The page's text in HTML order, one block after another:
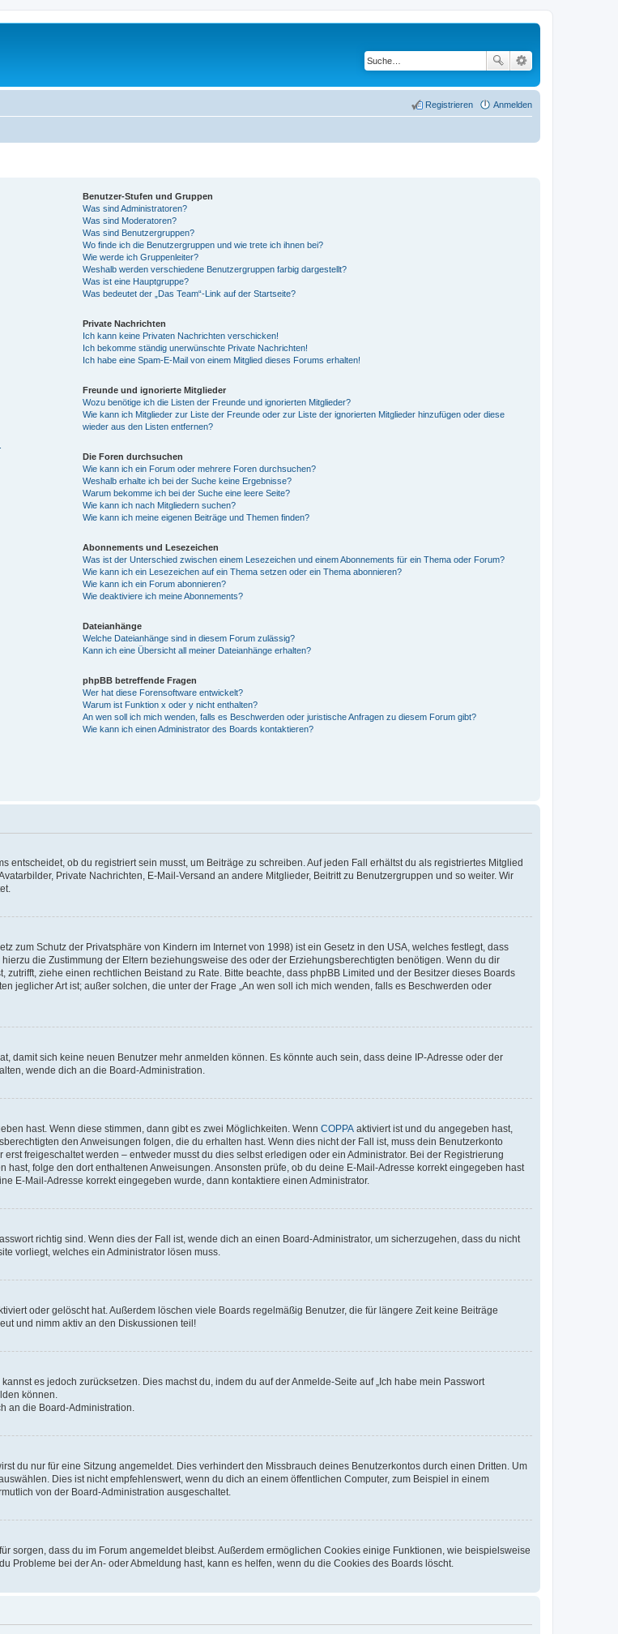
Anmelden
Registrieren
Benutzer-Stufen und Gruppen
Was sind Administratoren?
Was sind Moderatoren?
Was sind Benutzergruppen?
Wo finde ich die Benutzergruppen und wie trete ich ihnen bei?
Wie werde ich Gruppenleiter?
Weshalb werden verschiedene Benutzergruppen farbig dargestellt?
Was ist eine Hauptgruppe?
Was bedeutet der „Das Team“-Link auf der Startseite?
Private Nachrichten
Ich kann keine Privaten Nachrichten verschicken!
Ich bekomme ständig unerwünschte Private Nachrichten!
Ich habe eine Spam-E-Mail von einem Mitglied dieses Forums erhalten!
Freunde und ignorierte Mitglieder
Wozu benötige ich die Listen der Freunde und ignorierten Mitglieder?
Wie kann ich Mitglieder zur Liste der Freunde oder zur Liste der ignorierten Mitglieder hinzufügen oder diese
wieder aus den Listen entfernen?
Die Foren durchsuchen
Wie kann ich ein Forum oder mehrere Foren durchsuchen?
Weshalb erhalte ich bei der Suche keine Ergebnisse?
Warum bekomme ich bei der Suche eine leere Seite?
Wie kann ich nach Mitgliedern suchen?
Wie kann ich meine eigenen Beiträge und Themen finden?
Abonnements und Lesezeichen
Was ist der Unterschied zwischen einem Lesezeichen und einem Abonnements für ein Thema oder Forum?
Wie kann ich ein Lesezeichen auf ein Thema setzen oder ein Thema abonnieren?
Wie kann ich ein Forum abonnieren?
Wie deaktiviere ich meine Abonnements?
Dateianhänge
Welche Dateianhänge sind in diesem Forum zulässig?
Kann ich eine Übersicht all meiner Dateianhänge erhalten?
phpBB betreffende Fragen
Wer hat diese Forensoftware entwickelt?
Warum ist Funktion x oder y nicht enthalten?
An wen soll ich mich wenden, falls es Beschwerden oder juristische Anfragen zu diesem Forum gibt?
Wie kann ich einen Administrator des Boards kontaktieren?
ob du registriert sein musst, um Beiträge zu schreiben. Auf jeden Fall erhältst du als registriertes Mitglied
Private Nachrichten, E-Mail-Versand an andere Mitglieder, Beitritt zu Benutzergruppen und so weiter. Wir
zum Schutz der Privatsphäre von Kindern im Internet von 1998) ist ein Gesetz in den USA, welches festlegt, dass
die Zustimmung der Eltern beziehungsweise des oder der Erziehungsberechtigten benötigen. Wenn du dir
ziehe einen rechtlichen Beistand zu Rate. Bitte beachte, dass phpBB Limited und der Besitzer dieses Boards
jeglicher Art ist; außer solchen, die unter der Frage „An wen soll ich mich wenden, falls es Beschwerden oder
damit sich keine neuen Benutzer mehr anmelden können. Es könnte auch sein, dass deine IP-Adresse oder der
wende dich an die Board-Administration.
hast. Wenn diese stimmen, dann gibt es zwei Möglichkeiten. Wenn COPPA aktiviert ist und du angegeben hast,
den Anweisungen folgen, die du erhalten hast. Wenn dies nicht der Fall ist, muss dein Benutzerkonto
freigeschaltet werden – entweder musst du dies selbst erledigen oder ein Administrator. Bei der Registrierung
folge den dort enthaltenen Anweisungen. Ansonsten prüfe, ob du deine E-Mail-Adresse korrekt eingegeben hast
E-Mail-Adresse korrekt eingegeben wurde, dann kontaktiere einen Administrator.
richtig sind. Wenn dies der Fall ist, wende dich an einen Board-Administrator, um sicherzugehen, dass du nicht
vorliegt, welches ein Administrator lösen muss.
oder gelöscht hat. Außerdem löschen viele Boards regelmäßig Benutzer, die für längere Zeit keine Beiträge
und nimm aktiv an den Diskussionen teil!
es jedoch zurücksetzen. Dies machst du, indem du auf der Anmelde-Seite auf „Ich habe mein Passwort
können.
an die Board-Administration.
du nur für eine Sitzung angemeldet. Dies verhindert den Missbrauch deines Benutzerkontos durch einen Dritten. Um
Dies ist nicht empfehlenswert, wenn du dich an einem öffentlichen Computer, zum Beispiel in einem
von der Board-Administration ausgeschaltet.
sorgen, dass du im Forum angemeldet bleibst. Außerdem ermöglichen Cookies einige Funktionen, wie beispielsweise
Probleme bei der An- oder Abmeldung hast, kann es helfen, wenn du die Cookies des Boards löscht.